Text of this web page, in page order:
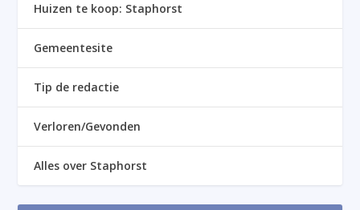
Huizen te koop: Staphorst
Gemeentesite
Tip de redactie
Verloren/Gevonden
Alles over Staphorst